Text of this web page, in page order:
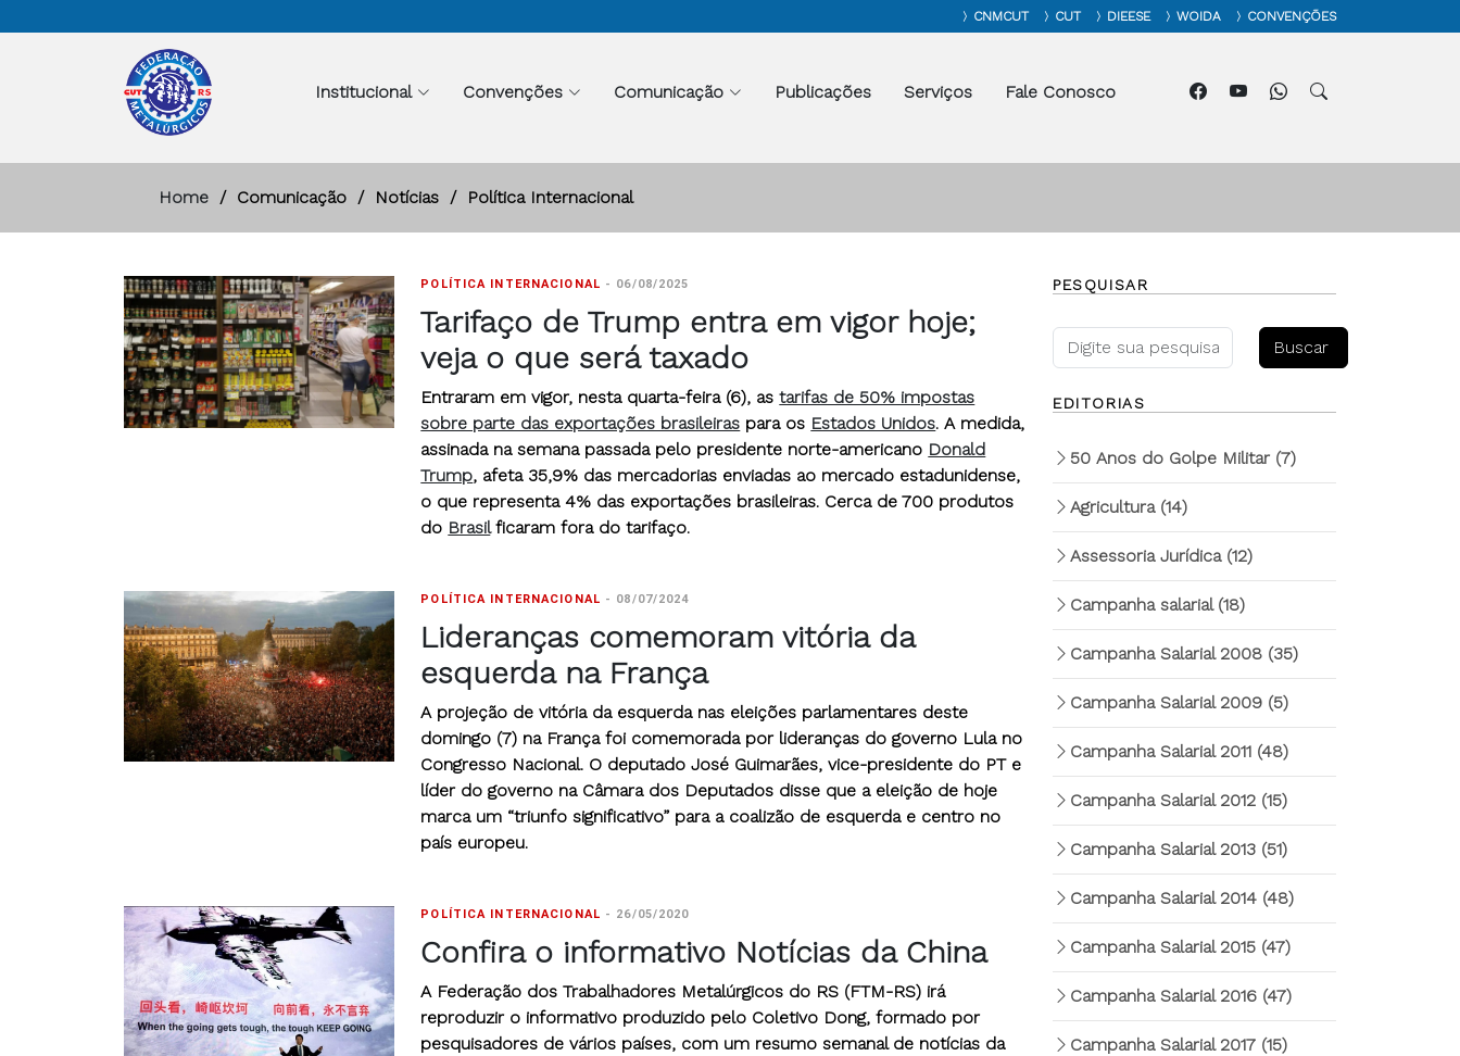
CNMCUT CUT DIEESE WOIDA CONVENÇÕES
Institucional Convenções Comunicação Publicações Serviços Fale Conosco
Home Comunicação Notícias Política Internacional
POLÍTICA INTERNACIONAL - 06/08/2025
Tarifaço de Trump entra em vigor hoje;
veja o que será taxado
Entraram em vigor, nesta quarta-feira (6), astarifas de 50% impostas
sobre parte das exportações brasileiras para os Estados Unidos. A medida,
assinada na semana passada pelo presidente norte-americano Donald
Trump, afeta 35,9% das mercadorias enviadas ao mercado estadunidense,
o que representa 4% das exportações brasileiras. Cerca de 700 produtos
do Brasilficaram fora do tarifaço.
POLÍTICA INTERNACIONAL - 08/07/2024
Lideranças comemoram vitória da
esquerda na França
A projeção de vitória da esquerda nas eleições parlamentares deste
domingo (7) na França foi comemorada por lideranças do governo Lula no
Congresso Nacional. O deputado José Guimarães, vice-presidente do PT e
líder do governo na Câmara dos Deputados disse que a eleição de hoje
marca um “triunfo significativo” para a coalizão de esquerda e centro no
país europeu.
POLÍTICA INTERNACIONAL - 26/05/2020
Confira o informativo Notícias da China
A Federação dos Trabalhadores Metalúrgicos do RS (FTM-RS) irá
reproduzir o informativo produzido pelo Coletivo Dong, formado por
pesquisadores de vários países, com um resumo semanal de notícias da
PESQUISAR
EDITORIAS
50 Anos do Golpe Militar (7)
Agricultura (14)
Assessoria Jurídica (12)
Campanha salarial (18)
Campanha Salarial 2008 (35)
Campanha Salarial 2009 (5)
Campanha Salarial 2011 (48)
Campanha Salarial 2012 (15)
Campanha Salarial 2013 (51)
Campanha Salarial 2014 (48)
Campanha Salarial 2015 (47)
Campanha Salarial 2016 (47)
Campanha Salarial 2017 (15)